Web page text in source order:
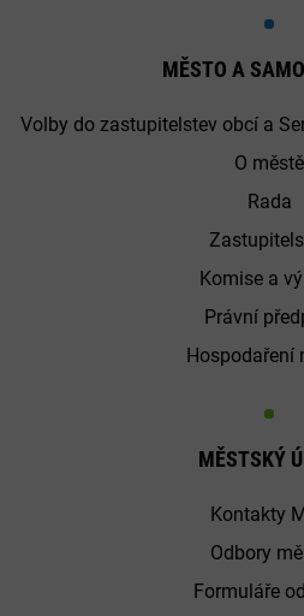
MĚSTO A
Volby do zastupitelstev obcí a
O městě
Rada
Komise a
Právní
Hospodaření
MĚSTSKÝ
Kontakty
Odbory
Formuláře